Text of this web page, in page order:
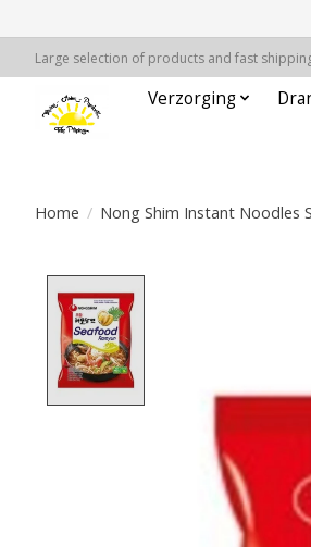
Large selection of products and fast
Verzorging
Home / Nong Shim Instant Noodles